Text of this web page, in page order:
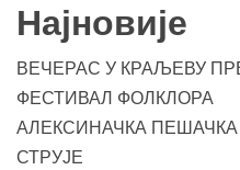
Најновије
ВЕЧЕРАС У КРАЉЕВУ
ФЕСТИВАЛ ФОЛКЛОРА
АЛЕКСИНАЧКА
СТРУЈЕ